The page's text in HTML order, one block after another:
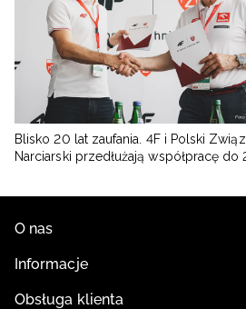
Blisko 20 lat zaufania. 4F i Polski
Narciarski przedłużają współpracę do
O nas
Informacje
Obsługa klienta